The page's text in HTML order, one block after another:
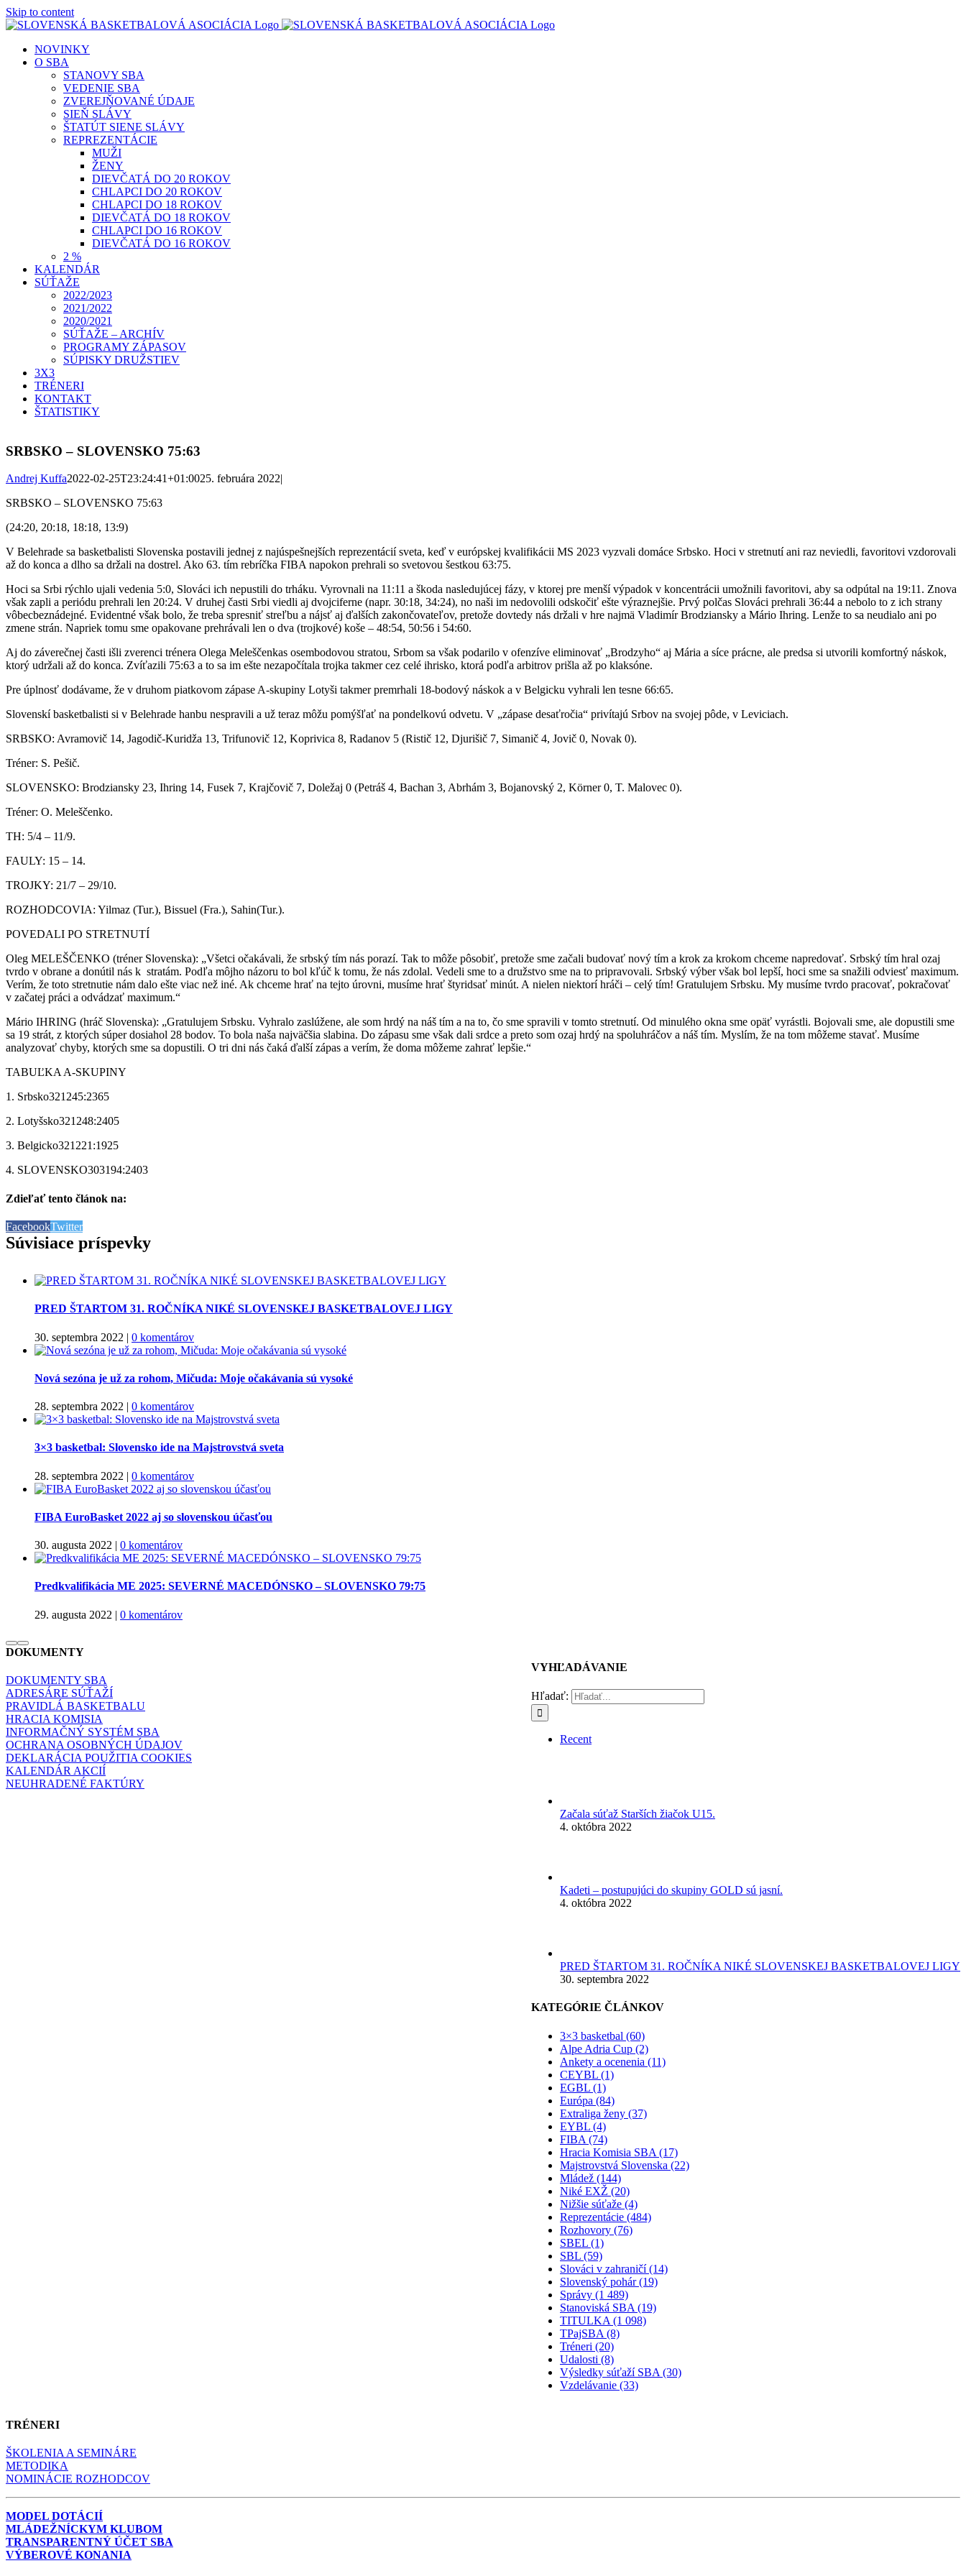
Skip to content
NOVINKY
O SBA
STANOVY SBA
VEDENIE SBA
ZVEREJŇOVANÉ ÚDAJE
SIEŇ SLÁVY
ŠTATÚT SIENE SLÁVY
REPREZENTÁCIE
MUŽI
ŽENY
DIEVČATÁ DO 20 ROKOV
CHLAPCI DO 20 ROKOV
CHLAPCI DO 18 ROKOV
DIEVČATÁ DO 18 ROKOV
CHLAPCI DO 16 ROKOV
DIEVČATÁ DO 16 ROKOV
2 %
KALENDÁR
SÚŤAŽE
2022/2023
2021/2022
2020/2021
SÚŤAŽE – ARCHÍV
PROGRAMY ZÁPASOV
SÚPISKY DRUŽSTIEV
3X3
TRÉNERI
KONTAKT
ŠTATISTIKY
SRBSKO – SLOVENSKO 75:63
Andrej Kuffa2022-02-25T23:24:41+01:0025. februára 2022|
SRBSKO – SLOVENSKO 75:63
(24:20, 20:18, 18:18, 13:9)
V Belehrade sa basketbalisti Slovenska postavili jednej z najúspešnejších reprezentácií sveta, keď v európskej kvalifikácii MS 2023 vyzvali domáce Srbsko. Hoci v stretnutí ani raz neviedli, favoritovi vzdorovali
až do konca a dlho sa držali na dostrel. Ako 63. tím rebríčka FIBA napokon prehrali so svetovou šestkou 63:75.
Hoci sa Srbi rýchlo ujali vedenia 5:0, Slováci ich nepustili do trháku. Vyrovnali na 11:11 a škoda nasledujúcej fázy, v ktorej pre menší výpadok v koncentrácii umožnili favoritovi, aby sa odpútal na 19:11. Znova
však zapli a periódu prehrali len 20:24. V druhej časti Srbi viedli aj dvojciferne (napr. 30:18, 34:24), no naši im nedovolili odskočiť ešte výraznejšie. Prvý polčas Slováci prehrali 36:44 a nebolo to z ich strany
vôbecbeznádejné. Evidentné však bolo, že treba spresniť streľbu a nájsť aj ďalších zakončovateľov, pretože dovtedy nás držali v hre najmä VladimírBrodziansky a Mário Ihring. Lenže to sa neudialo ani po
zmene strán. Napriek tomu sme opakovane prehrávali len o dva (trojkové) koše – 48:54, 50:56 i 54:60.
Aj do záverečnej časti išli zverenci trénera Olega Meleščenkas osembodovou stratou, Srbom sa však podarilo v ofenzíve eliminovať „Brodzyho“ aj Mária a síce prácne, ale predsa si utvorili komfortný náskok,
ktorý udržali až do konca. Zvíťazili 75:63 a to sa im ešte nezapočítala trojka takmer cez celé ihrisko, ktorá podľa arbitrov prišla až po klaksóne.
Pre úplnosť dodávame, že v druhom piatkovom zápaseA-skupiny Lotyši takmer premrhali 18-bodový náskok a v Belgicku vyhrali len tesne 66:65.
Slovenskí basketbalisti si v Belehrade hanbu nespravili a už teraz môžu pomýšľať na pondelkovú odvetu. V „zápase desaťročia“ privítajú Srbov na svojej pôde, v Leviciach.
SRBSKO: Avramovič 14, Jagodič-Kuridža 13, Trifunovič 12, Koprivica 8, Radanov 5 (Ristič 12, Djurišič 7, Simanič 4, Jovič 0, Novak 0).
Tréner: S. Pešič.
SLOVENSKO: Brodziansky 23, Ihring 14, Fusek 7, Krajčovič 7, Doležaj 0 (Petráš 4, Bachan 3, Abrhám 3, Bojanovský 2, Körner0, T. Malovec 0).
Tréner: O. Meleščenko.
TH: 5/4 – 11/9.
FAULY: 15 – 14.
TROJKY: 21/7 – 29/10.
ROZHODCOVIA: Yilmaz (Tur.), Bissuel (Fra.), Sahin(Tur.).
POVEDALI PO STRETNUTÍ
Oleg MELEŠČENKO (tréner Slovenska): „Všetci očakávali, že srbský tím nás porazí. Tak to môže pôsobiť, pretože sme začali budovať nový tím a krok za krokom chceme napredovať. Srbský tím hral ozaj
tvrdo v obrane a donútil nás k stratám. Podľa môjho názoru to bol kľúč k tomu, že nás zdolal. Vedeli sme to a družstvo sme na to pripravovali. Srbský výber však bol lepší, hoci sme sa snažili odviesť maximum.
Verím, že toto stretnutie nám dalo ešte viac než iné. Ak chceme hrať na tejto úrovni, musíme hrať štyridsať minút. A nielen niektorí hráči – celý tím! Gratulujem Srbsku. My musíme tvrdo pracovať, pokračovať
v začatej práci a odvádzať maximum.“
Mário IHRING (hráč Slovenska): „Gratulujem Srbsku. Vyhralo zaslúžene, ale som hrdý na náš tím a na to, čo sme spravili v tomto stretnutí. Od minulého okna sme opäť vyrástli. Bojovali sme, ale dopustili sme
sa 19 strát, z ktorých súper dosiahol 28 bodov. To bola naša najväčšia slabina. Do zápasu sme však dali srdce a preto som ozaj hrdý na spoluhráčov a náš tím. Myslím, že na tom môžeme stavať. Musíme
analyzovať chyby, ktorých sme sa dopustili. O tri dni nás čaká ďalší zápas a verím, že doma môžeme zahrať lepšie.“
TABUĽKA A-SKUPINY
1. Srbsko321245:2365
2. Lotyšsko321248:2405
3. Belgicko321221:1925
4. SLOVENSKO303194:2403
Zdieľať tento článok na:
FacebookTwitter
Súvisiace príspevky
PRED ŠTARTOM 31. ROČNÍKA NIKÉ SLOVENSKEJ BASKETBALOVEJ LIGY
30. septembra 2022 | 0 komentárov
Nová sezóna je už za rohom, Mičuda: Moje očakávania sú vysoké
28. septembra 2022 | 0 komentárov
3×3 basketbal: Slovensko ide na Majstrovstvá sveta
28. septembra 2022 | 0 komentárov
FIBA EuroBasket 2022 aj so slovenskou účasťou
30. augusta 2022 | 0 komentárov
Predkvalifikácia ME 2025: SEVERNÉ MACEDÓNSKO – SLOVENSKO 79:75
29. augusta 2022 | 0 komentárov
VYHĽADÁVANIE
Hľadať:
Recent
Začala súťaž Starších žiačok U15.
4. októbra 2022
Kadeti – postupujúci do skupiny GOLD sú jasní.
4. októbra 2022
PRED ŠTARTOM 31. ROČNÍKA NIKÉ SLOVENSKEJ BASKETBALOVEJ LIGY
30. septembra 2022
KATEGÓRIE ČLÁNKOV
3×3 basketbal (60)
Alpe Adria Cup (2)
Ankety a ocenenia (11)
CEYBL (1)
EGBL (1)
Európa (84)
Extraliga ženy (37)
EYBL (4)
FIBA (74)
Hracia Komisia SBA (17)
Majstrovstvá Slovenska (22)
Mládež (144)
Niké EXŽ (20)
Nižšie súťaže (4)
Reprezentácie (484)
Rozhovory (76)
SBEL (1)
SBL (59)
Slováci v zahraničí (14)
Slovenský pohár (19)
Správy (1 489)
Stanoviská SBA (19)
TITULKA (1 098)
TPajSBA (8)
Tréneri (20)
Udalosti (8)
Výsledky súťaží SBA (30)
Vzdelávanie (33)
DOKUMENTY
DOKUMENTY SBA
ADRESÁRE SÚŤAŽÍ
PRAVIDLÁ BASKETBALU
HRACIA KOMISIA
INFORMAČNÝ SYSTÉM SBA
OCHRANA OSOBNÝCH ÚDAJOV
DEKLARÁCIA POUŽITIA COOKIES
KALENDÁR AKCIÍ
NEUHRADENÉ FAKTÚRY
TRÉNERI
ŠKOLENIA A SEMINÁRE
METODIKA
NOMINÁCIE ROZHODCOV
MODEL DOTÁCIÍ
MLÁDEŽNÍCKYM KLUBOM
TRANSPARENTNÝ ÚČET SBA
VÝBEROVÉ KONANIA